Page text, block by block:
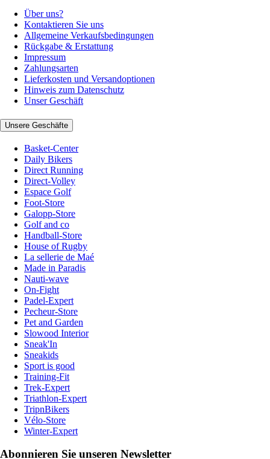
Über uns?
Kontaktieren Sie uns
Allgemeine Verkaufsbedingungen
Rückgabe & Erstattung
Impressum
Zahlungsarten
Lieferkosten und Versandoptionen
Hinweis zum Datenschutz
Unser Geschäft
Unsere Geschäfte
Basket-Center
Daily Bikers
Direct Running
Direct-Volley
Espace Golf
Foot-Store
Galopp-Store
Golf and co
Handball-Store
House of Rugby
La sellerie de Maé
Made in Paradis
Nauti-wave
On-Fight
Padel-Expert
Pecheur-Store
Pet and Garden
Slowood Interior
Sneak'In
Sneakids
Sport is good
Training-Fit
Trek-Expert
Triathlon-Expert
TripnBikers
Vélo-Store
Winter-Expert
Abonnieren Sie unseren Newsletter